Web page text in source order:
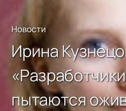
Новости
Ирина
пытаются